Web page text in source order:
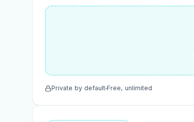
Private by default Free, unlimited